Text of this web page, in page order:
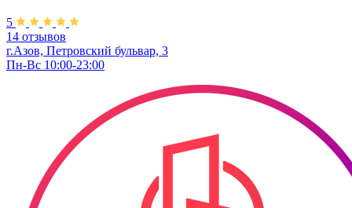
5
14 отзывов
г.Азов, Петровский бульвар, 3
Пн-Вс 10:00-23:00